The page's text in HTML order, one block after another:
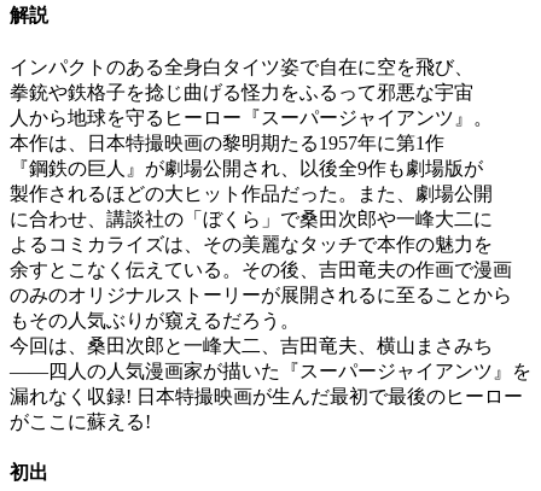
解説
インパクトのある全身白タイツ姿で自在に空を飛び、
拳銃や鉄格子を捻じ曲げる怪力をふるって邪悪な宇宙
人から地球を守るヒーロー『スーパージャイアンツ』。
本作は、日本特撮映画の黎明期たる1957年に第1作
『鋼鉄の巨人』が劇場公開され、以後全9作も劇場版が
製作されるほどの大ヒット作品だった。また、劇場公開
に合わせ、講談社の「ぼくら」で桑田次郎や一峰大二に
よるコミカライズは、その美麗なタッチで本作の魅力を
余すとこなく伝えている。その後、吉田竜夫の作画で漫画
のみのオリジナルストーリーが展開されるに至ることから
もその人気ぶりが窺えるだろう。
今回は、桑田次郎と一峰大二、吉田竜夫、横山まさみち
――四人の人気漫画家が描いた『スーパージャイアンツ』を
漏れなく収録! 日本特撮映画が生んだ最初で最後のヒーロー
がここに蘇える!
初出